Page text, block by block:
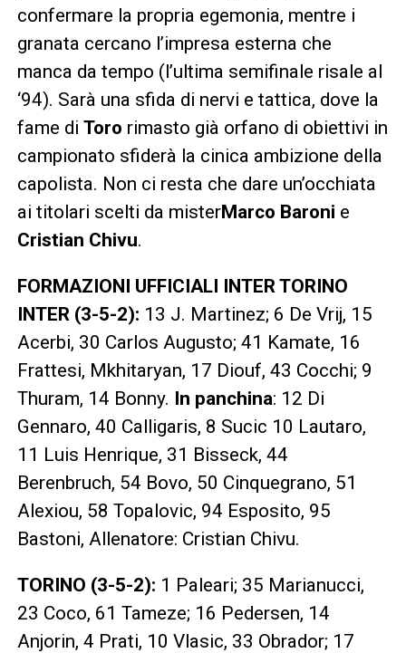
confermare la propria egemonia, mentre i
granata cercano l’impresa esterna che
manca da tempo (l’ultima semifinale risale al
‘94). Sarà una sfida di nervi e tattica, dove la
fame di Toro rimasto già orfano di obiettivi in
campionato sfiderà la cinica ambizione della
capolista. Non ci resta che dare un’occhiata
ai titolari scelti da misterMarco Baroni e
Cristian Chivu.
FORMAZIONI UFFICIALI INTER TORINO
INTER (3-5-2): 13 J. Martinez; 6 De Vrij, 15
Acerbi, 30 Carlos Augusto; 41 Kamate, 16
Frattesi, Mkhitaryan, 17 Diouf, 43 Cocchi; 9
Thuram, 14 Bonny. In panchina: 12 Di
Gennaro, 40 Calligaris, 8 Sucic 10 Lautaro,
11 Luis Henrique, 31 Bisseck, 44
Berenbruch, 54 Bovo, 50 Cinquegrano, 51
Alexiou, 58 Topalovic, 94 Esposito, 95
Bastoni, Allenatore: Cristian Chivu.
TORINO (3-5-2): 1 Paleari; 35 Marianucci,
23 Coco, 61 Tameze; 16 Pedersen, 14
Anjorin, 4 Prati, 10 Vlasic, 33 Obrador; 17